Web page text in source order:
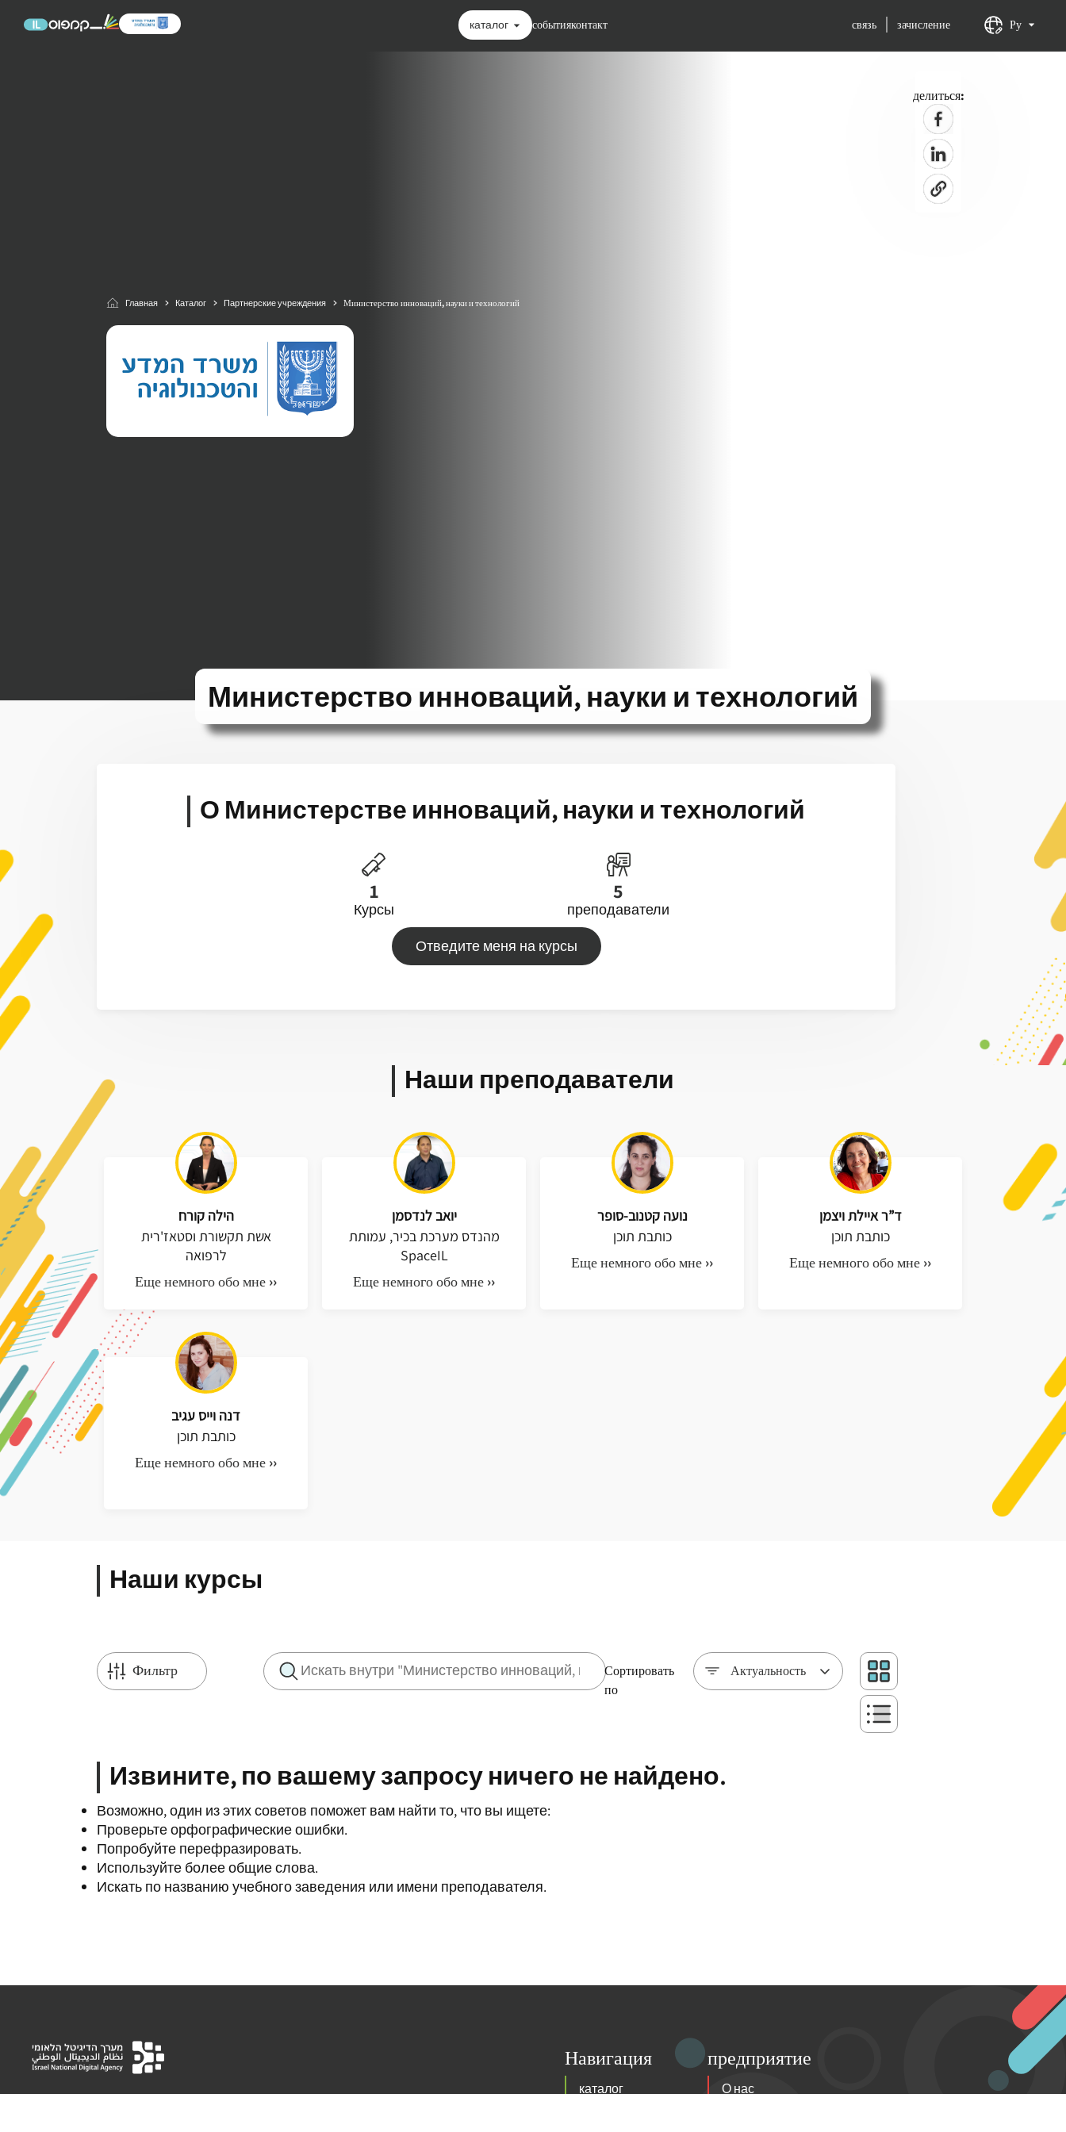
каталог событияконтакт связь зачисление Ру
Главная Каталог Партнерские учреждения Министерство инноваций, науки и технологий
Министерство инноваций, науки и технологий
О Министерстве инноваций, науки и технологий
1
Курсы
5
преподаватели
Отведите меня на курсы
делиться:
Наши преподаватели
הילה קורח
אשת תקשורת וסטאז'רית
לרפואה
Еще немного обо мне ››
יואב לנדסמן
מהנדס מערכת בכיר, עמותת
SpaceIL
Еще немного обо мне ››
נועה קטנוב-סופר
כותבת תוכן
Еще немного обо мне ››
ד”ר איילת ויצמן
כותבת תוכן
Еще немного обо мне ››
דנה וייס עגיב
כותבת תוכן
Еще немного обо мне ››
Наши курсы
Фильтр
Сортировать
по
Актуальность
Извините, по вашему запросу ничего не найдено.
Возможно, один из этих советов поможет вам найти то, что вы ищете:
Проверьте орфографические ошибки.
Попробуйте перефразировать.
Используйте более общие слова.
Искать по названию учебного заведения или имени преподавателя.
Навигация
каталог
предприятие
О нас